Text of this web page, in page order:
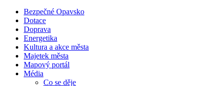
Bezpečné Opavsko
Dotace
Doprava
Energetika
Kultura a akce města
Majetek města
Mapový portál
Média
Co se děje